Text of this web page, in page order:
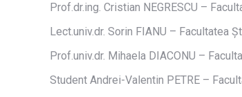
Prof.dr.ing. Cristian NEGRESCU –
Lect.univ.dr. Sorin FIANU – Facultatea
Prof.univ.dr. Mihaela DIACONU –
Student Andrei-Valentin PETRE –